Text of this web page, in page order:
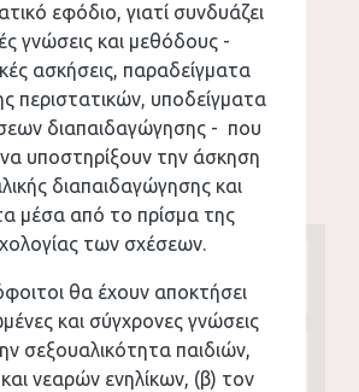
εφόδιο, γιατί συνδυάζει
γνώσεις και μεθόδους -
ασκήσεις, παραδείγματα
περιστατικών, υποδείγματα
διαπαιδαγώγησης - που
υποστηρίξουν την άσκηση
διαπαιδαγώγησης και
μέσα από το πρίσμα της
των σχέσεων.
θα έχουν αποκτήσει
και σύγχρονες γνώσεις
σεξουαλικότητα παιδιών,
νεαρών ενηλίκων, (β) τον